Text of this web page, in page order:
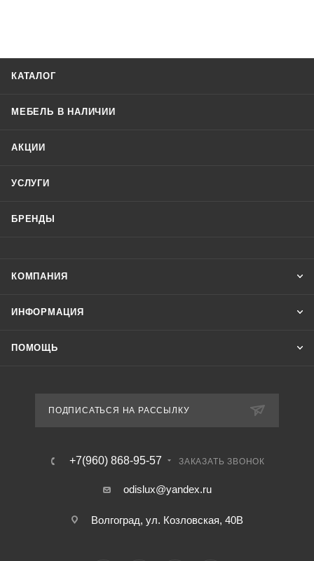
КАТАЛОГ
МЕБЕЛЬ В НАЛИЧИИ
АКЦИИ
УСЛУГИ
БРЕНДЫ
КОМПАНИЯ
ИНФОРМАЦИЯ
ПОМОЩЬ
ПОДПИСАТЬСЯ НА РАССЫЛКУ
+7(960) 868-95-57 ЗАКАЗАТЬ ЗВОНОК
odislux@yandex.ru
Волгоград, ул. Козловская, 40В